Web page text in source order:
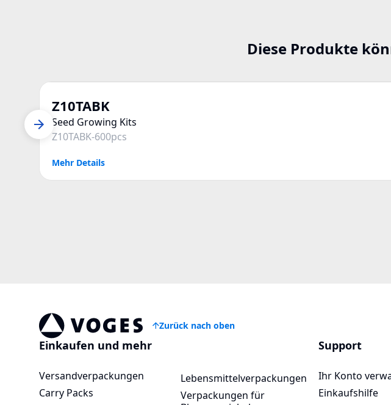
Diese Produkte
Z10TABK
Seed Growing Kits
Z10TABK-600pcs
Mehr Details
Vogespackaging
Zurück nach oben
Einkaufen und mehr
Versandverpackungen
Carry Packs
Lebensmittelverpackungen
Verpackungen für
Support
Ihr Konto
Einkaufshilfe